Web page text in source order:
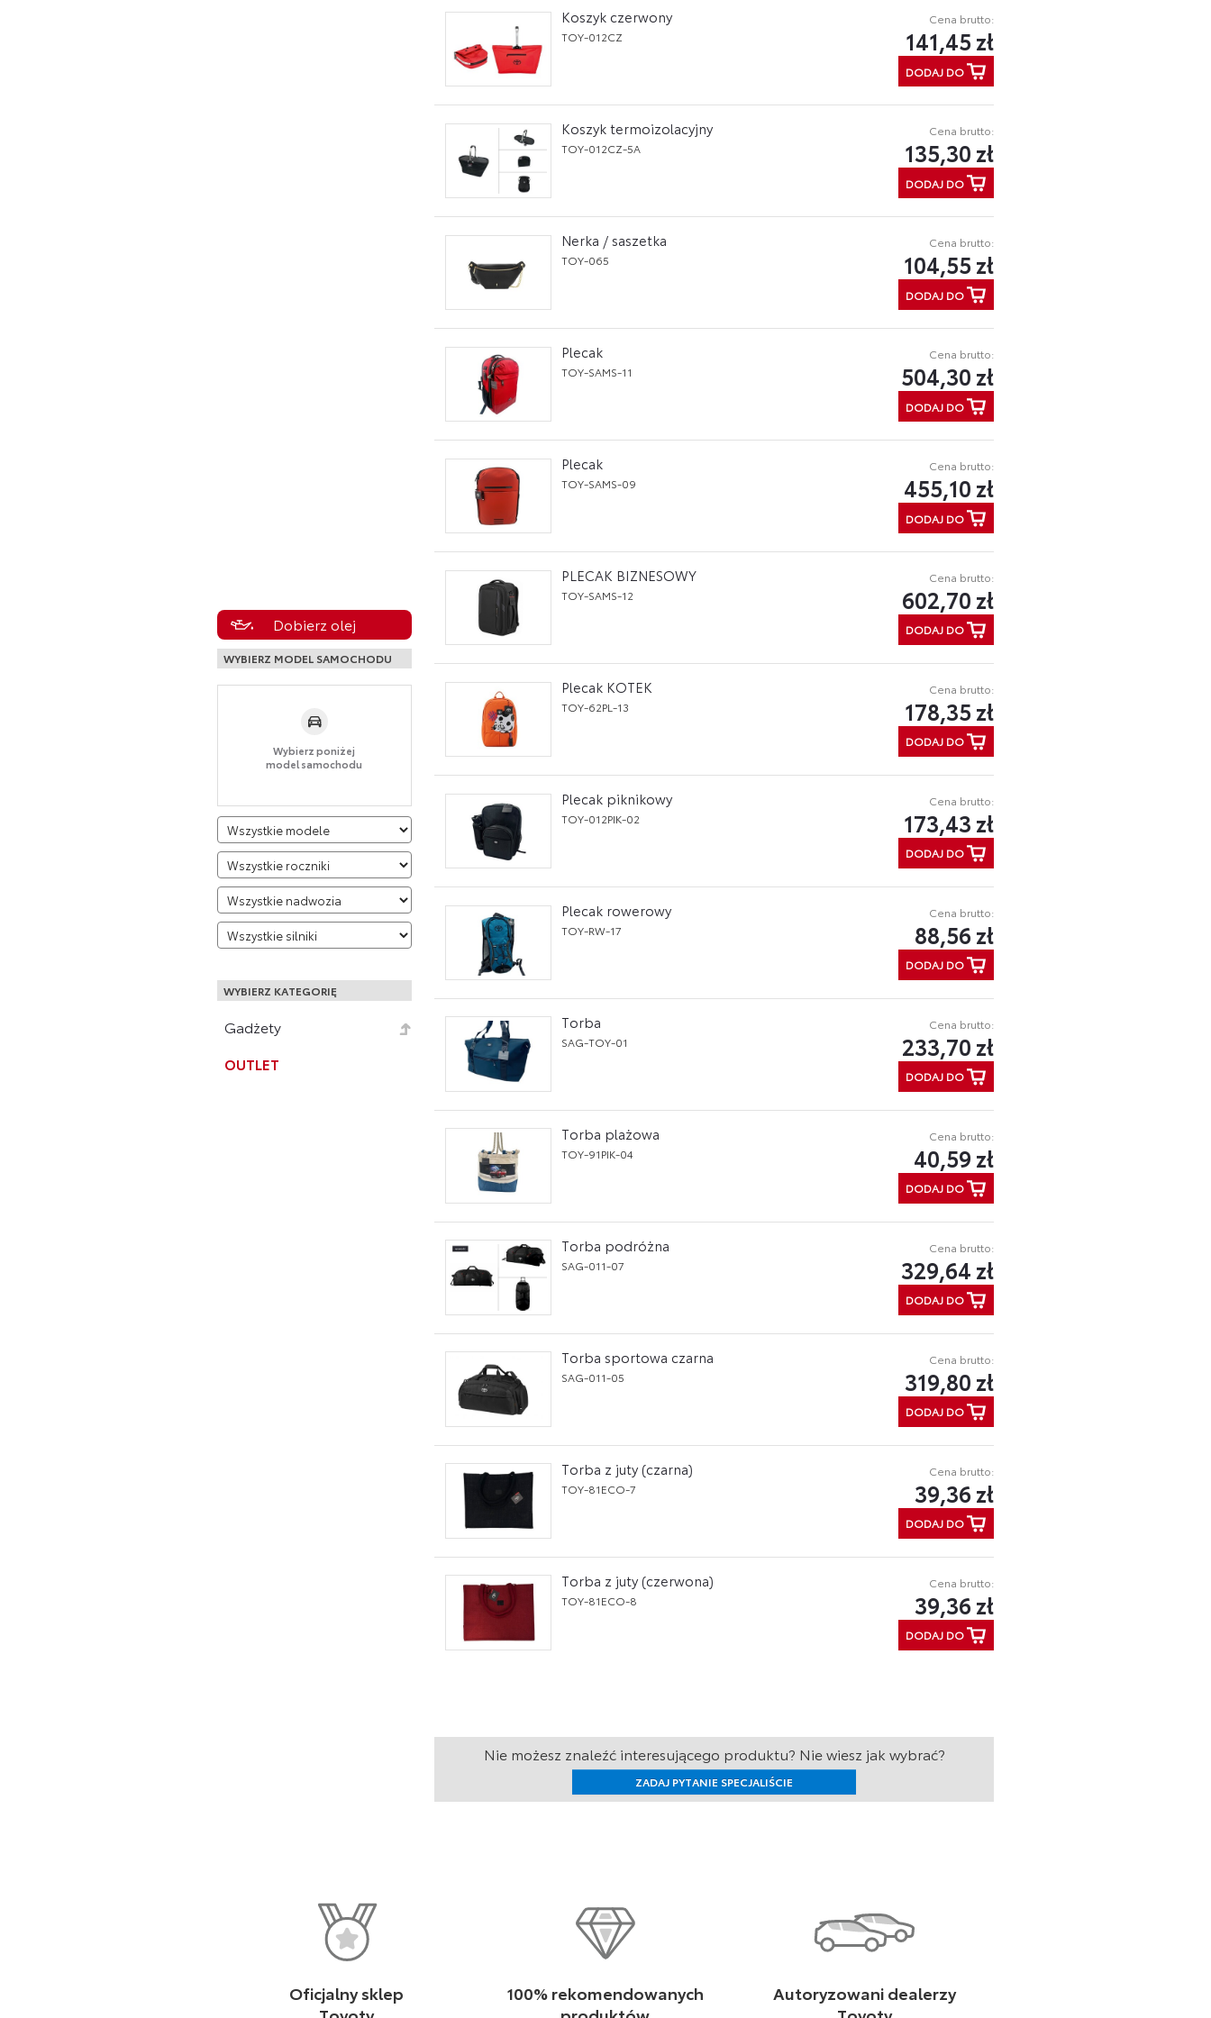
Dobierz olej
WYBIERZ MODEL SAMOCHODU
Wybierz poniżej
model samochodu
WYBIERZ KATEGORIĘ
Gadżety
OUTLET
Koszyk czerwony
TOY-012CZ
Cena brutto:
141,45 zł
DODAJ DO
Koszyk termoizolacyjny
TOY-012CZ-5A
Cena brutto:
135,30 zł
DODAJ DO
Nerka / saszetka
TOY-065
Cena brutto:
104,55 zł
DODAJ DO
Plecak
TOY-SAMS-11
Cena brutto:
504,30 zł
DODAJ DO
Plecak
TOY-SAMS-09
Cena brutto:
455,10 zł
DODAJ DO
PLECAK BIZNESOWY
TOY-SAMS-12
Cena brutto:
602,70 zł
DODAJ DO
Plecak KOTEK
TOY-62PL-13
Cena brutto:
178,35 zł
DODAJ DO
Plecak piknikowy
TOY-012PIK-02
Cena brutto:
173,43 zł
DODAJ DO
Plecak rowerowy
TOY-RW-17
Cena brutto:
88,56 zł
DODAJ DO
Torba
SAG-TOY-01
Cena brutto:
233,70 zł
DODAJ DO
Torba plażowa
TOY-91PIK-04
Cena brutto:
40,59 zł
DODAJ DO
Torba podróżna
SAG-011-07
Cena brutto:
329,64 zł
DODAJ DO
Torba sportowa czarna
SAG-011-05
Cena brutto:
319,80 zł
DODAJ DO
Torba z juty (czarna)
TOY-81ECO-7
Cena brutto:
39,36 zł
DODAJ DO
Torba z juty (czerwona)
TOY-81ECO-8
Cena brutto:
39,36 zł
DODAJ DO
Nie możesz znaleźć interesującego produktu? Nie wiesz jak wybrać?
ZADAJ PYTANIE SPECJALIŚCIE
Oficjalny sklep
100% rekomendowanych
Autoryzowani dealerzy